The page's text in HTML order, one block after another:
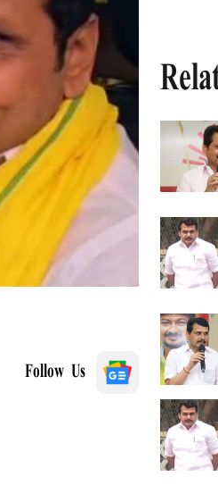
Follow Us